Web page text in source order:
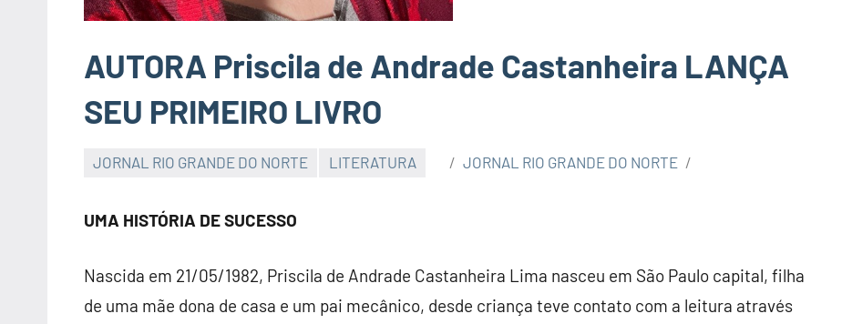
AUTORA Priscila de Andrade Castanheira LANÇA
SEU PRIMEIRO LIVRO
JORNAL RIO GRANDE DO NORTE LITERATURA JORNAL RIO GRANDE DO NORTE
UMA HISTÓRIA DE SUCESSO
Nascida em 21/05/1982, Priscila de Andrade Castanheira Lima nasceu em São Paulo capital, filha
de uma mãe dona de casa e um pai mecânico, desde criança teve contato com a leitura através